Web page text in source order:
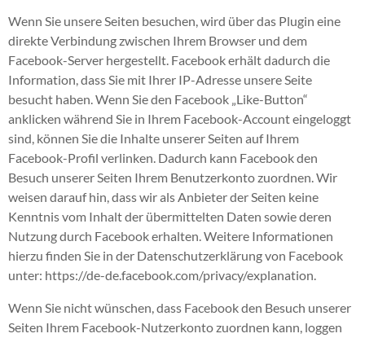
Wenn Sie unsere Seiten besuchen, wird über das Plugin eine
direkte Verbindung zwischen Ihrem Browser und dem
Facebook-Server hergestellt. Facebook erhält dadurch die
Information, dass Sie mit Ihrer IP-Adresse unsere Seite
besucht haben. Wenn Sie den Facebook „Like-Button“
anklicken während Sie in Ihrem Facebook-Account eingeloggt
sind, können Sie die Inhalte unserer Seiten auf Ihrem
Facebook-Profil verlinken. Dadurch kann Facebook den
Besuch unserer Seiten Ihrem Benutzerkonto zuordnen. Wir
weisen darauf hin, dass wir als Anbieter der Seiten keine
Kenntnis vom Inhalt der übermittelten Daten sowie deren
Nutzung durch Facebook erhalten. Weitere Informationen
hierzu finden Sie in der Datenschutzerklärung von Facebook
unter: https://de-de.facebook.com/privacy/explanation.
Wenn Sie nicht wünschen, dass Facebook den Besuch unserer
Seiten Ihrem Facebook-Nutzerkonto zuordnen kann, loggen